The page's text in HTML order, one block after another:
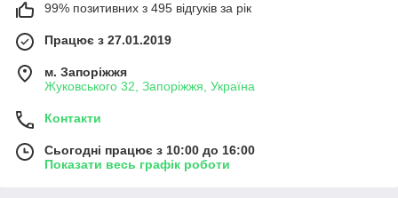
99% позитивних з 495 відгуків за рік
Працює з 27.01.2019
м. Запоріжжя
Жуковського 32, Запоріжжя, Україна
Контакти
Сьогодні працює з 10:00 до 16:00
Показати весь графік роботи